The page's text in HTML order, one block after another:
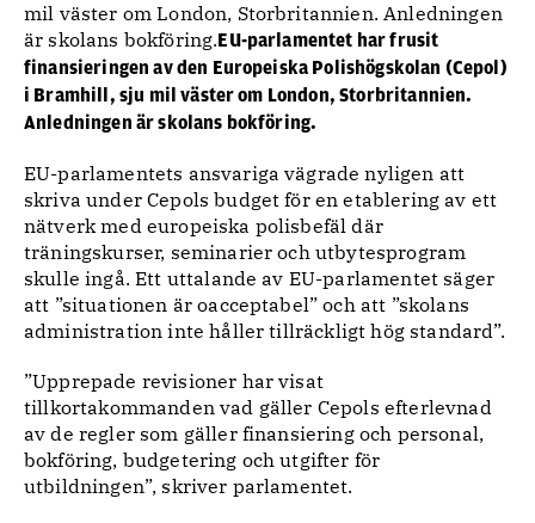
mil väster om London, Storbritannien. Anledningen
är skolans bokföring.EU-parlamentet har frusit
finansieringen av den Europeiska Polishögskolan (Cepol)
i Bramhill, sju mil väster om London, Storbritannien.
Anledningen är skolans bokföring.
EU-parlamentets ansvariga vägrade nyligen att
skriva under Cepols budget för en etablering av ett
nätverk med europeiska polisbefäl där
träningskurser, seminarier och utbytesprogram
skulle ingå. Ett uttalande av EU-parlamentet säger
att ”situationen är oacceptabel” och att ”skolans
administration inte håller tillräckligt hög standard”.
”Upprepade revisioner har visat
tillkortakommanden vad gäller Cepols efterlevnad
av de regler som gäller finansiering och personal,
bokföring, budgetering och utgifter för
utbildningen”, skriver parlamentet.